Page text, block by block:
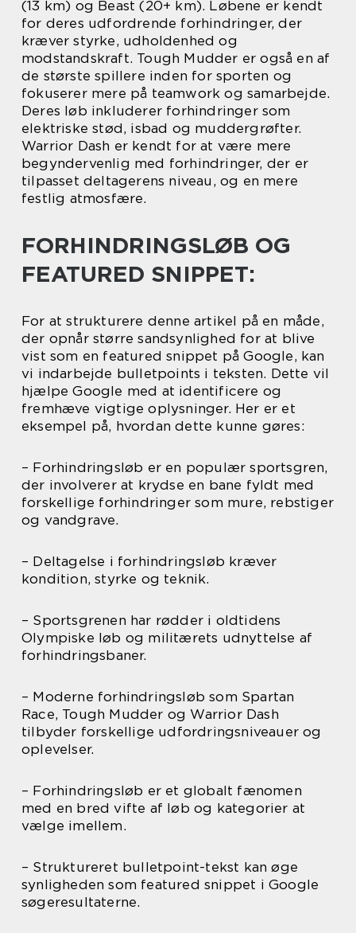
(13 km) og Beast (20+ km). Løbene er kendt
for deres udfordrende forhindringer, der
kræver styrke, udholdenhed og
modstandskraft. Tough Mudder er også en af
de største spillere inden for sporten og
fokuserer mere på teamwork og samarbejde.
Deres løb inkluderer forhindringer som
elektriske stød, isbad og muddergrøfter.
Warrior Dash er kendt for at være mere
begyndervenlig med forhindringer, der er
tilpasset deltagerens niveau, og en mere
festlig atmosfære.
FORHINDRINGSLØB OG
FEATURED SNIPPET:
For at strukturere denne artikel på en måde,
der opnår større sandsynlighed for at blive
vist som en featured snippet på Google, kan
vi indarbejde bulletpoints i teksten. Dette vil
hjælpe Google med at identificere og
fremhæve vigtige oplysninger. Her er et
eksempel på, hvordan dette kunne gøres:
– Forhindringsløb er en populær sportsgren,
der involverer at krydse en bane fyldt med
forskellige forhindringer som mure, rebstiger
og vandgrave.
– Deltagelse i forhindringsløb kræver
kondition, styrke og teknik.
– Sportsgrenen har rødder i oldtidens
Olympiske løb og militærets udnyttelse af
forhindringsbaner.
– Moderne forhindringsløb som Spartan
Race, Tough Mudder og Warrior Dash
tilbyder forskellige udfordringsniveauer og
oplevelser.
– Forhindringsløb er et globalt fænomen
med en bred vifte af løb og kategorier at
vælge imellem.
– Struktureret bulletpoint-tekst kan øge
synligheden som featured snippet i Google
søgeresultaterne.